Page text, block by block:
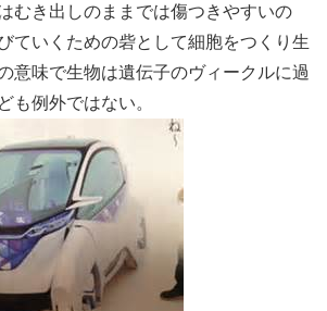
むき出しのままでは傷つきやすいの
ていくための砦として細胞をつくり生
意味で生物は遺伝子のヴィークルに過
も例外ではない。